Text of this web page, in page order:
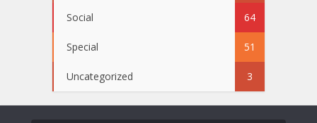
Social 64
Special 51
Uncategorized 3